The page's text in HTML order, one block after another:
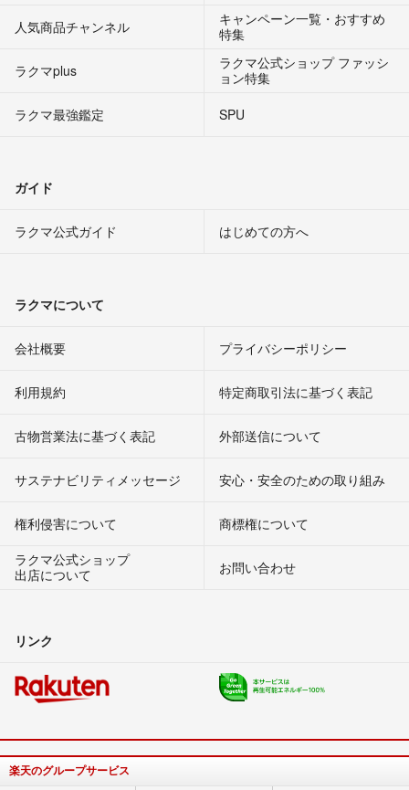
人気商品チャンネル
キャンペーン一覧・おすすめ
特集
ラクマplus
ラクマ公式ショップ ファッシ
ョン特集
ラクマ最強鑑定
SPU
ガイド
ラクマ公式ガイド はじめての方へ
ラクマについて
会社概要 プライバシーポリシー
利用規約 特定商取引法に基づく表記
古物営業法に基づく表記 外部送信について
サステナビリティメッセージ 安心・安全のための取り組み
権利侵害について
商標権について
ラクマ公式ショップ
出店について
お問い合わせ
リンク
楽天のグループサービス